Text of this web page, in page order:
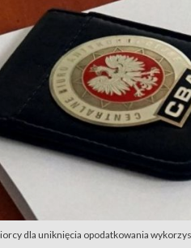
dla uniknięcia opodatkowania